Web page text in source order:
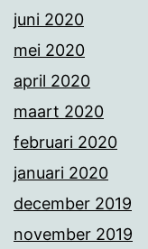
juni 2020
mei 2020
april 2020
maart 2020
februari 2020
januari 2020
december 2019
november 2019